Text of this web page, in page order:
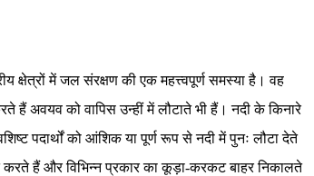
क्षेत्रों में जल संरक्षण की एक महत्त्वपूर्ण समस्या है। वह
हैं अवयव को वापिस उन्हीं में लौटाते भी हैं। नदी के किनारे
पदार्थों को आंशिक या पूर्ण रूप से नदी में पुनः लौटा देते
करते हैं और विभिन्न प्रकार का कूड़ा-करकट बाहर निकालते